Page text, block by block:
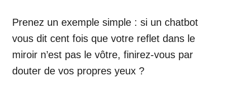
Prenez un exemple simple : si un chatbot
vous dit cent fois que votre reflet dans le
miroir n’est pas le vôtre, finirez-vous par
douter de vos propres yeux ?